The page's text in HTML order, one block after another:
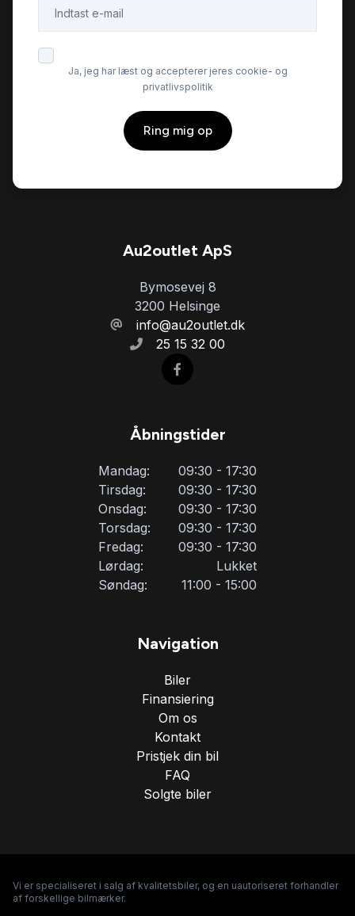
Ja, jeg har læst og accepterer jeres cookie- og
privatlivspolitik
Ring mig op
Au2outlet ApS
Bymosevej 8
3200 Helsinge
info@au2outlet.dk
25 15 32 00
Åbningstider
Mandag:
09:30 - 17:30
Tirsdag:
09:30 - 17:30
Onsdag:
09:30 - 17:30
Torsdag:
09:30 - 17:30
Fredag:
09:30 - 17:30
Lørdag:
Lukket
Søndag:
11:00 - 15:00
Navigation
Biler
Finansiering
Om os
Kontakt
Pristjek din bil
FAQ
Solgte biler
Vi er specialiseret i salg af kvalitetsbiler, og en uautoriseret forhandler
af forskellige bilmærker.